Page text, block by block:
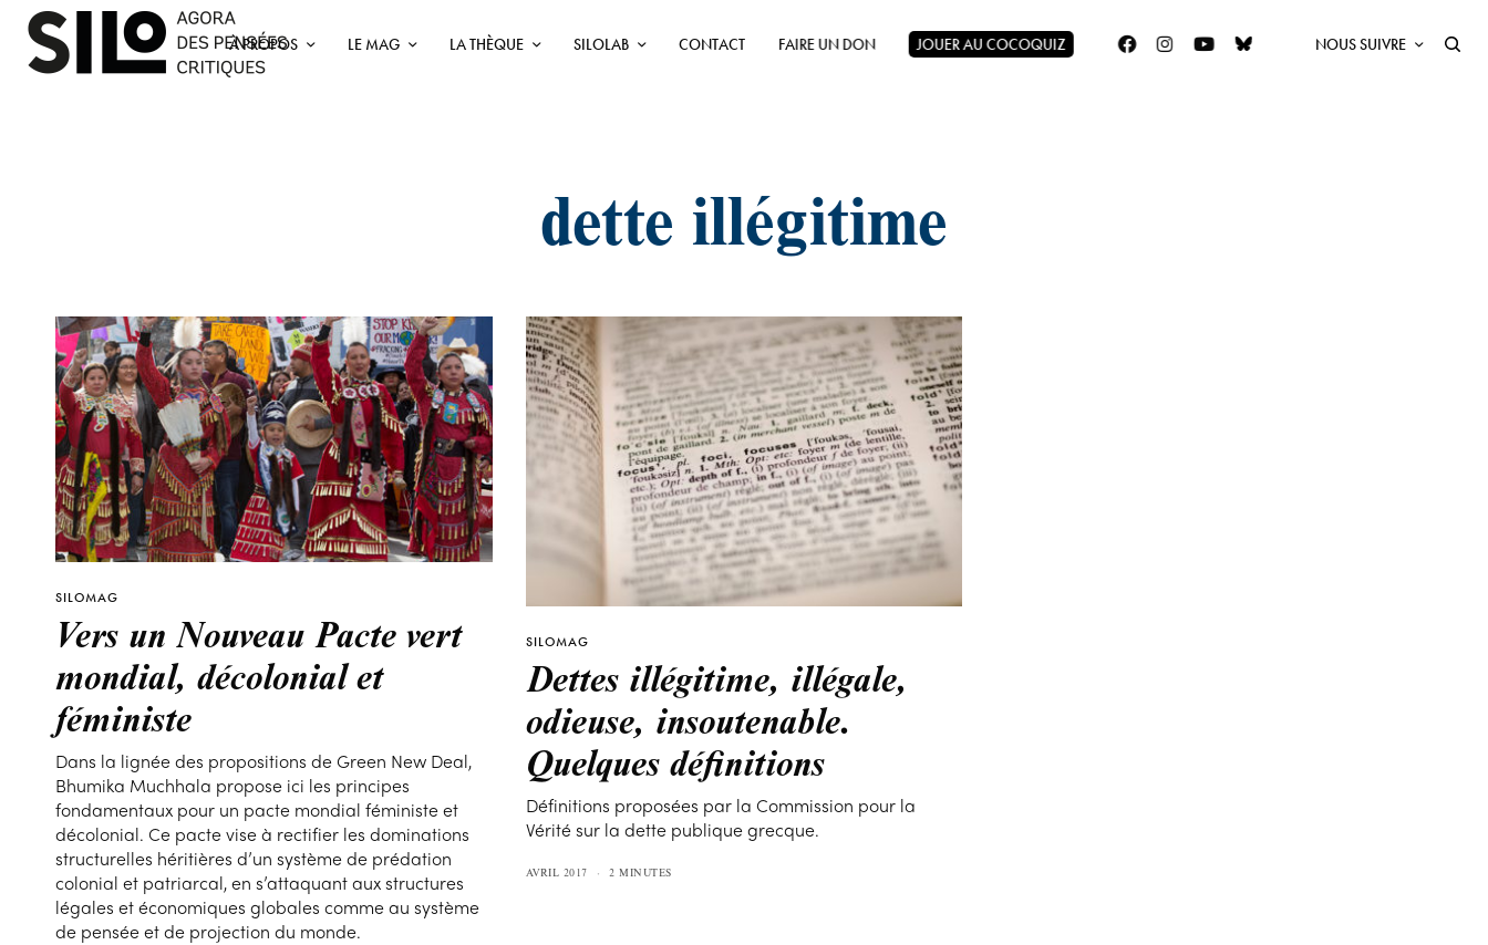
À PROPOS LE MAG LA THÈQUE SILOLAB CONTACT FAIRE UN DON JOUER AU COCOQUIZ NOUS SUIVRE
dette illégitime
SILOMAG
Vers un Nouveau Pacte vert
mondial, décolonial et
féministe
Dans la lignée des propositions de Green New Deal,
Bhumika Muchhala propose ici les principes
fondamentaux pour un pacte mondial féministe et
décolonial. Ce pacte vise à rectifier les dominations
structurelles héritières d’un système de prédation
colonial et patriarcal, en s’attaquant aux structures
légales et économiques globales comme au système
de pensée et de projection du monde.
SILOMAG
Dettes illégitime, illégale,
odieuse, insoutenable.
Quelques définitions
Définitions proposées par la Commission pour la
Vérité sur la dette publique grecque.
AVRIL 2017 2 MINUTES